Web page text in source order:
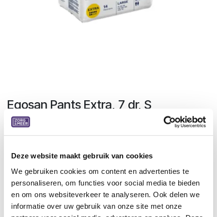
Deze website maakt gebruik van cookies
We gebruiken cookies om content en advertenties te
personaliseren, om functies voor social media te bieden
en om ons websiteverkeer te analyseren. Ook delen we
informatie over uw gebruik van onze site met onze
Egosan Pants Extra, 7 dr, S
Small, 14 st, 6 pakken/doos
Hypoallergene non-woven stof
Gekleurde sticker op de achterkant
Vervagende vochtindicator
Scheurbare zijkanten
Elastische tailleband
Hypoallergeen elastisch ter hoogte van de lies